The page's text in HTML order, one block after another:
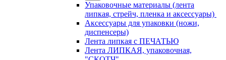
Упаковочные материалы (лента
липкая, стрейч, пленка и аксессуары)
Аксессуары для упаковки (ножи,
диспенсеры)
Лента липкая с ПЕЧАТЬЮ
Лента ЛИПКАЯ, упаковочная,